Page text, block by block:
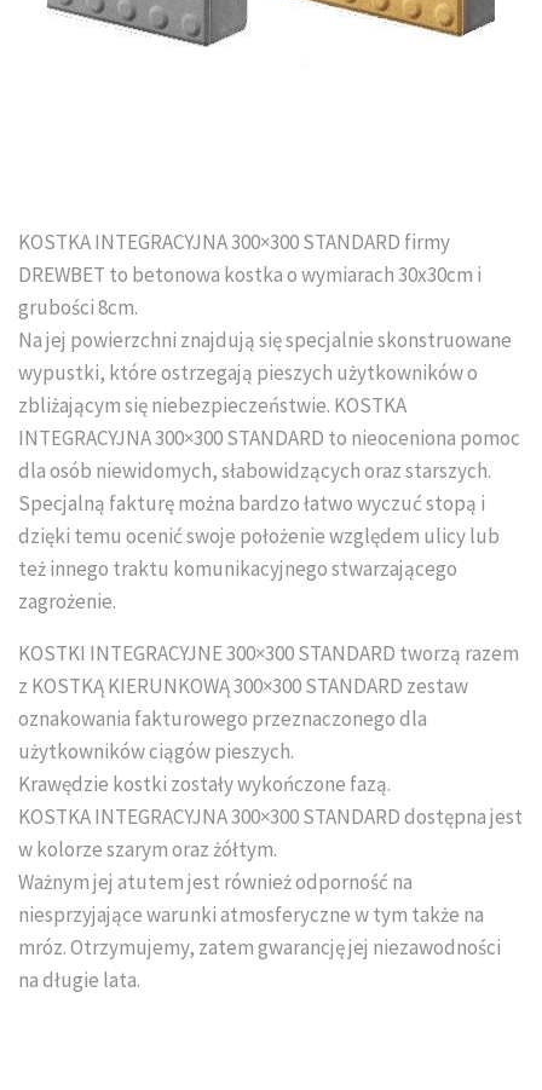
DREWBET Śląsk
Goliat Gres Śląsk
KONTAKT
O FIRMIE
USŁUGI BRUKARSKIE
Układanie kostki brukowej
KOSTKA INTEGRACYJNA 300×300 STANDARD firmy
DREWBET to betonowa kostka o wymiarach 30x30cm i
grubości 8cm.
Na jej powierzchni znajdują się specjalnie skonstruowane
wypustki, które ostrzegają pieszych użytkowników o
zbliżającym się niebezpieczeństwie. KOSTKA
INTEGRACYJNA 300×300 STANDARD to nieoceniona pomoc
dla osób niewidomych, słabowidzących oraz starszych.
Specjalną fakturę można bardzo łatwo wyczuć stopą i
dzięki temu ocenić swoje położenie względem ulicy lub
też innego traktu komunikacyjnego stwarzającego
zagrożenie.
KOSTKI INTEGRACYJNE 300×300 STANDARD tworzą razem
z KOSTKĄ KIERUNKOWĄ 300×300 STANDARD zestaw
oznakowania fakturowego przeznaczonego dla
użytkowników ciągów pieszych.
Krawędzie kostki zostały wykończone fazą.
KOSTKA INTEGRACYJNA 300×300 STANDARD dostępna jest
w kolorze szarym oraz żółtym.
Ważnym jej atutem jest również odporność na
niesprzyjające warunki atmosferyczne w tym także na
mróz. Otrzymujemy, zatem gwarancję jej niezawodności
na długie lata.